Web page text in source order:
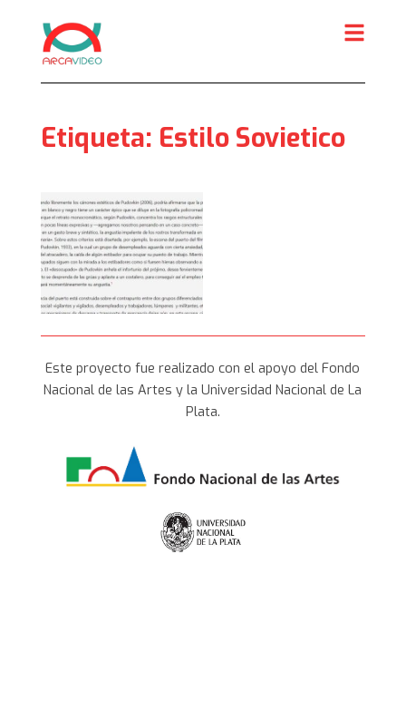
content
Etiqueta: Estilo Sovietico
Este proyecto fue realizado con el apoyo del Fondo
Nacional de las Artes y la Universidad Nacional de La
Plata.